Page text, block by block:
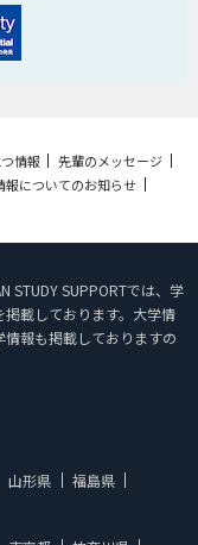
情報
先輩のメッセージ
報についてのお知らせ
STUDY SUPPORTでは、学
載しております。大学情
報も掲載しておりますの
山形県
福島県